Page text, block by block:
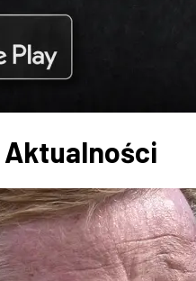
Aktualności